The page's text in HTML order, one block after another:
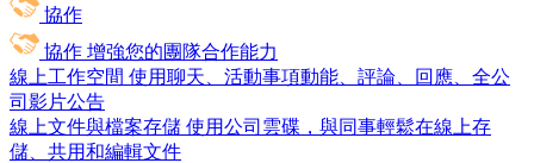
協作
協作 增強您的團隊合作能力
線上工作空間 使用聊天、活動事項動能、評論、回應、全公
司影片公告
線上文件與檔案存儲 使用公司雲碟，與同事輕鬆在線上存
儲、共用和編輯文件